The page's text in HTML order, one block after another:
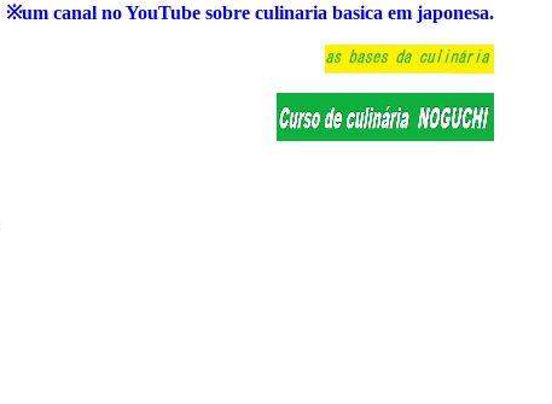
※um canal no YouTube sobre culinaria basica em japonesa.